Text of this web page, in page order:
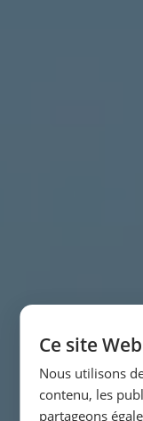
Ce site
Nous utilisons
contenu, les
partageons